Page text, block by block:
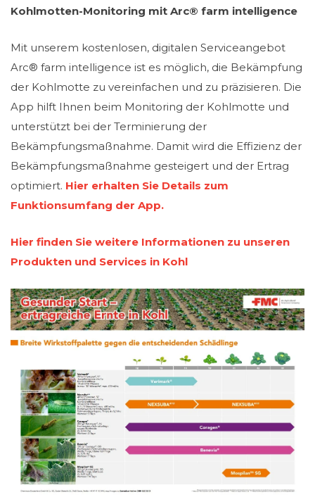
Kohlmotten-Monitoring mit Arc® farm intelligence
Mit unserem kostenlosen, digitalen Serviceangebot
Arc® farm intelligence ist es möglich, die Bekämpfung
der Kohlmotte zu vereinfachen und zu präzisieren. Die
App hilft Ihnen beim Monitoring der Kohlmotte und
unterstützt bei der Terminierung der
Bekämpfungsmaßnahme. Damit wird die Effizienz der
Bekämpfungsmaßnahme gesteigert und der Ertrag
optimiert. Hier erhalten Sie Details zum
Funktionsumfang der App.
Hier finden Sie weitere Informationen zu unseren
Produkten und Services in Kohl